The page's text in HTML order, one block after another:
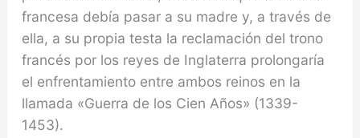
francesa debía pasar a su madre y, a través de
ella, a su propia testa la recla­mación del trono
francés por los reyes de Inglaterra prolongaría
el enfrentamiento entre ambos reinos en la
llamada «Guerra de los Cien Años» (1339-
1453).